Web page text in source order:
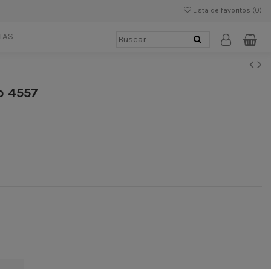
Lista de favoritos (0)
4557